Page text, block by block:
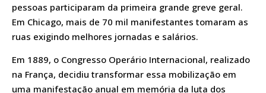
pessoas participaram da primeira grande greve geral.
Em Chicago, mais de 70 mil manifestantes tomaram as
ruas exigindo melhores jornadas e salários.
Em 1889, o Congresso Operário Internacional, realizado
na França, decidiu transformar essa mobilização em
uma manifestação anual em memória da luta dos